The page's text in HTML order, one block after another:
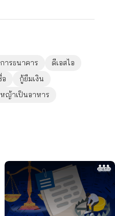
ารธนาคาร
ดีเอสไอ
อ
กู้ยืมเงิน
หญ้าเป็นอาหาร